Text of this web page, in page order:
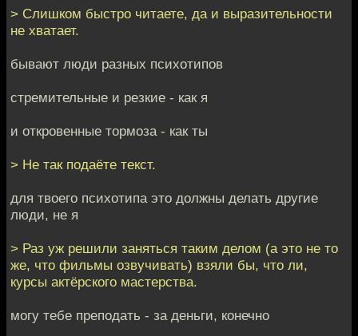
> Слишком быстро читаете, да и выразительности
не хватает.
бывают люди разных психотипов
стремительные и резкие - как я
и откровенные тормоза - как ты
> Не так подаёте текст.
для твоего психотипа это должны делать другие
люди, не я
> Раз уж решили заняться таким делом (а это не то
же, что фильмы озвучивать) взяли бы, что ли,
курсы актёрского мастерства.
могу тебе преподать - за деньги, конечно